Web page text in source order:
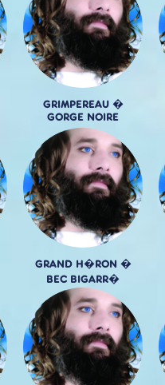
GRIMPEREAU �
GORGE NOIRE
GRAND H�RON �
BEC BIGARR�